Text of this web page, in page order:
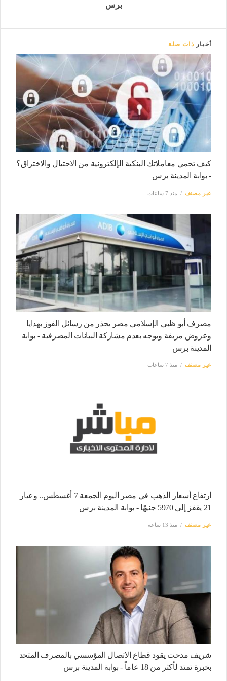
برس
أخبار ذات صلة
كيف تحمي معاملاتك البنكية الإلكترونية من الاحتيال والاختراق؟
- بوابة المدينة برس
غير مصنف منذ 7 ساعات
مصرف أبو ظبي الإسلامي مصر يحذر من رسائل الفوز بهدايا
وعروض مزيفة ويوجه بعدم مشاركة البيانات المصرفية - بوابة
المدينة برس
غير مصنف منذ 7 ساعات
ارتفاع أسعار الذهب في مصر اليوم الجمعة 7 أغسطس.. وعيار
21 يقفز إلى 5970 جنيهًا - بوابة المدينة برس
غير مصنف منذ 13 ساعة
شريف مدحت يقود قطاع الاتصال المؤسسي بالمصرف المتحد
بخبرة تمتد لأكثر من 18 عاماً - بوابة المدينة برس